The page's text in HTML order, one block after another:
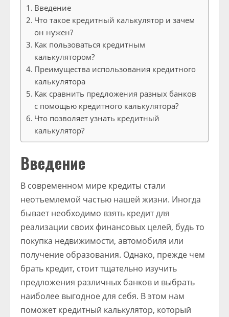
Введение
Что такое кредитный калькулятор и зачем
он нужен?
Как пользоваться кредитным
калькулятором?
Преимущества использования кредитного
калькулятора
Как сравнить предложения разных банков
с помощью кредитного калькулятора?
Что позволяет узнать кредитный
калькулятор?
Введение
В современном мире кредиты стали
неотъемлемой частью нашей жизни. Иногда
бывает необходимо взять кредит для
реализации своих финансовых целей, будь то
покупка недвижимости, автомобиля или
получение образования. Однако, прежде чем
брать кредит, стоит тщательно изучить
предложения различных банков и выбрать
наиболее выгодное для себя. В этом нам
поможет кредитный калькулятор, который